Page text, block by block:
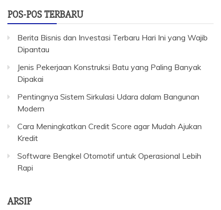
POS-POS TERBARU
Berita Bisnis dan Investasi Terbaru Hari Ini yang Wajib
Dipantau
Jenis Pekerjaan Konstruksi Batu yang Paling Banyak
Dipakai
Pentingnya Sistem Sirkulasi Udara dalam Bangunan
Modern
Cara Meningkatkan Credit Score agar Mudah Ajukan
Kredit
Software Bengkel Otomotif untuk Operasional Lebih
Rapi
ARSIP